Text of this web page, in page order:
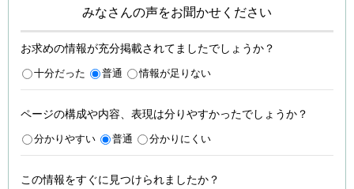
みなさんの声をお聞かせください
お求めの情報が充分掲載されてましたでしょうか？
十分だった 普通 情報が足りない
ページの構成や内容、表現は分りやすかったでしょうか？
分かりやすい 普通 分かりにくい
この情報をすぐに見つけられましたか？